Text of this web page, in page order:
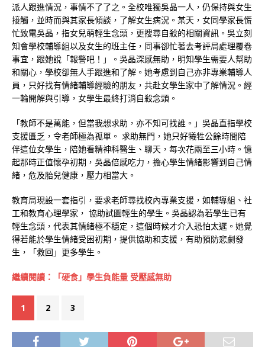
派人跟進情況，事情不了了之。全校唯獨吳晶一人，仍保持與女生
接觸，並時而與其家長傾談，了解女生病況。某天，女同學家長慌
忙致電吳晶，指女兒萌輕生念頭，更搜尋自殺的相關資訊。吳立刻
知會學校輔導組以及女生的班主任，同事卻忙著去考評局處理覆卷
事宜，跟她說「報警吧！」。吳晶深感無助，明知學生需要人幫助
和關心，學校卻無人手跟進和了解。她考慮到自己亦非專業輔導人
員，只好找有情緒輔導經驗的朋友，共赴女學生家中了解情況。經
一輪開解與引導，女學生最終打消自殺念頭。
「教師不是萬能，但當我想求助，亦不知可找誰。」吳晶直指學校
支援匱乏，令老師極為孤單。 求助無門，她只好犧牲公餘時間陪
伴這位女學生，陪她看精神科醫生、聊天，每次花兩至三小時。憶
起那時正值懷孕初期，吳晶倍感吃力，擔心學生情緒影響到自己情
緒，危及胎兒健康，壓力相當大。
教育局現設一套指引，要求老師尋找校內專業支援，如輔導組、社
工和教育心理學家， 協助試圖輕生的學生。吳晶認為若學生已有
輕生念頭，代表其情緒極不穩定，這個時候才介入恐怕太遲。她覺
得若能於學生情緒受困初期，提供協助和支援，有助預防悲劇發
生，「救回」更多學生。
繼續閱讀： 「硬食」學生負能量 受壓感無助
1 2 3